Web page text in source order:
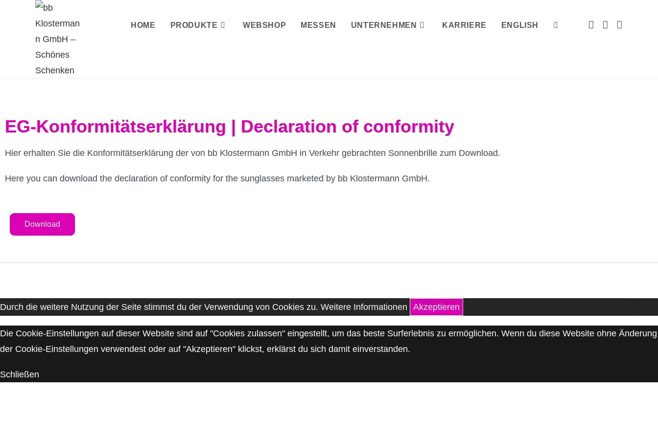
HOME PRODUKTE WEBSHOP MESSEN UNTERNEHMEN KARRIERE ENGLISH
EG-Konformitätserklärung | Declaration of conformity
Hier erhalten Sie die Konformitätserklärung der von bb Klostermann GmbH in Verkehr gebrachten Sonnenbrille zum Download.
Here you can download the declaration of conformity for the sunglasses marketed by bb Klostermann GmbH.
Download
Durch die weitere Nutzung der Seite stimmst du der Verwendung von Cookies zu. Weitere Informationen Akzeptieren
Die Cookie-Einstellungen auf dieser Website sind auf "Cookies zulassen" eingestellt, um das beste Surferlebnis zu ermöglichen. Wenn du diese Website ohne Änderung
der Cookie-Einstellungen verwendest oder auf "Akzeptieren" klickst, erklärst du sich damit einverstanden.
Schließen